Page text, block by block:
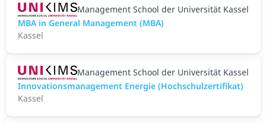
Management School der Universität Kassel
MBA in General Management (MBA)
Kassel
Management School der Universität Kassel
Innovationsmanagement Energie (Hochschulzertifikat)
Kassel